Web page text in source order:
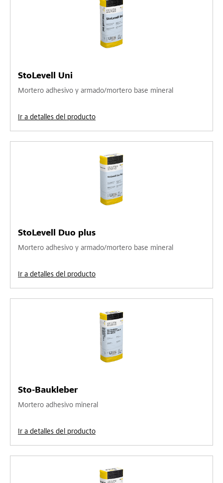
StoLevell Uni
Mortero adhesivo y armado/mortero base mineral
Ir a detalles del producto
StoLevell Duo plus
Mortero adhesivo y armado/mortero base mineral
Ir a detalles del producto
Sto-Baukleber
Mortero adhesivo mineral
Ir a detalles del producto